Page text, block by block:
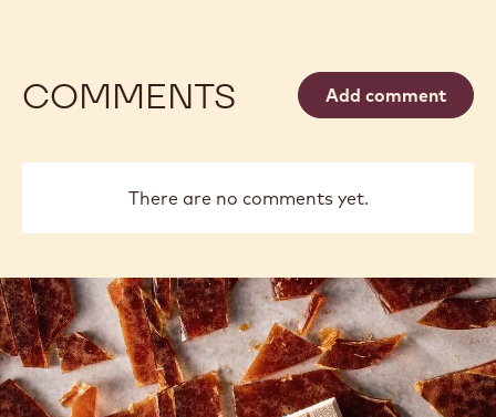
COMMENTS Add comment
There are no comments yet.